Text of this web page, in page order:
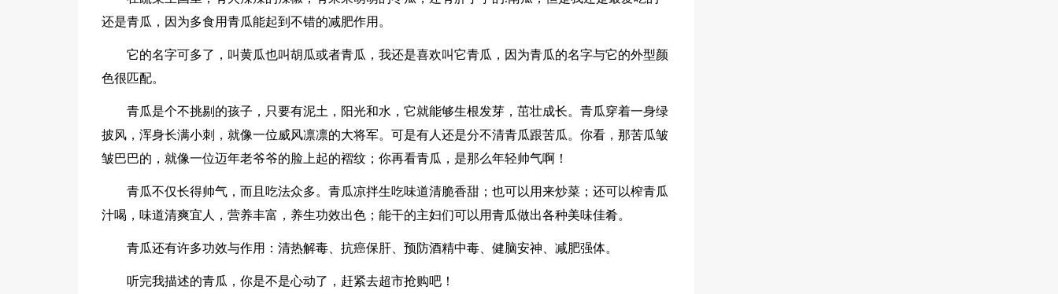
还是青瓜，因为多食用青瓜能起到不错的减肥作用。
它的名字可多了，叫黄瓜也叫胡瓜或者青瓜，我还是喜欢叫它青瓜，因为青瓜的名字与它的外型颜
色很匹配。
青瓜是个不挑剔的孩子，只要有泥土，阳光和水，它就能够生根发芽，茁壮成长。青瓜穿着一身绿
披风，浑身长满小刺，就像一位威风凛凛的大将军。可是有人还是分不清青瓜跟苦瓜。你看，那苦瓜皱
皱巴巴的，就像一位迈年老爷爷的脸上起的褶纹；你再看青瓜，是那么年轻帅气啊！
青瓜不仅长得帅气，而且吃法众多。青瓜凉拌生吃味道清脆香甜；也可以用来炒菜；还可以榨青瓜
汁喝，味道清爽宜人，营养丰富，养生功效出色；能干的主妇们可以用青瓜做出各种美味佳肴。
青瓜还有许多功效与作用：清热解毒、抗癌保肝、预防酒精中毒、健脑安神、减肥强体。
听完我描述的青瓜，你是不是心动了，赶紧去超市抢购吧！